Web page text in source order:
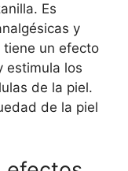
Es
y
tiene un efecto
estimula los
de la piel.
de la piel